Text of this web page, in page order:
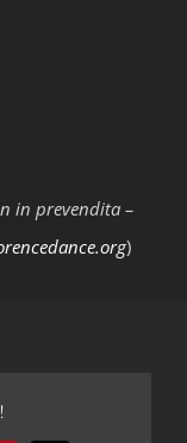
in prevendita –
)